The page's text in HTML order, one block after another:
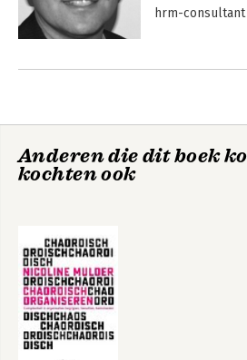
hrm-
gevraagd als
Andere boeken door
Strategisch HRM
Anderen die dit boek
kochten ook